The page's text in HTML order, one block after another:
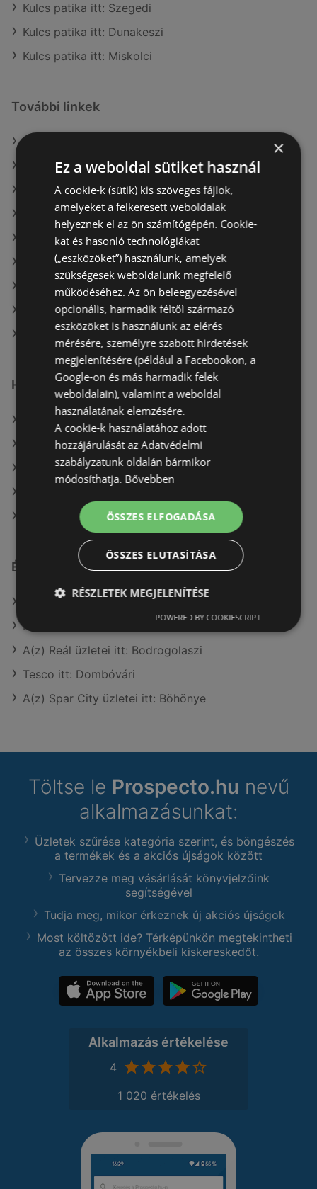
Kulcs patika itt: Szegedi
Kulcs patika itt: Dunakeszi
Kulcs patika itt: Miskolci
További linkek
A(z) Kulcs patika ajánlatai
A(z) Rossmann ajánlatai
A(z) Gyöngy Patikak ajánlatai
A(z) PatikaPlus aktuális akciós újságjai
A(z) dm aktuális akciós újságjai
A(z) Douglas aktuális akciós újságjai
A(z) Rossmann aktuális akciós újságjai
A(z) Magnetic aktuális akciós újságjai
A(z) Kulcs patika üzletei itt: Sopron-Fertődi
Hasonló kiskereskedők
A(z) Vianni ajánlatai
A(z) Alma Gyógyszertárak ajánlatai
A(z) Rossmann ajánlatai
A(z) Benu Gyógyszertárak ajánlatai
Érdeklődésre számot tartó elemek itt:
A(z) Coop üzletei itt: Tarcal
Reál itt: Bácsalmási
A(z) Reál üzletei itt: Bodrogolaszi
Tesco itt: Dombóvári
A(z) Spar City üzletei itt: Böhönye
Töltse le Prospecto.hu nevű
alkalmazásunkat:
Üzletek szűrése kategória szerint, és böngészés
a termékek és a akciós újságok között
Tervezze meg vásárlását könyvjelzőink
segítségével
Tudja meg, mikor érkeznek új akciós újságok
Most költözött ide? Térképünkön megtekintheti
az összes környékbeli kiskereskedőt.
Alkalmazás értékelése
4
1 020 értékelés
×
Ez a weboldal sütiket használ
A cookie-k (sütik) kis szöveges fájlok,
amelyeket a felkeresett weboldalak
helyeznek el az ön számítógépén. Cookie-
kat és hasonló technológiákat
(„eszközöket”) használunk, amelyek
szükségesek weboldalunk megfelelő
működéséhez. Az ön beleegyezésével
opcionális, harmadik féltől származó
eszközöket is használunk az elérés
mérésére, személyre szabott hirdetések
megjelenítésére (például a Facebookon, a
Google-on és más harmadik felek
weboldalain), valamint a weboldal
használatának elemzésére.
A cookie-k használatához adott
hozzájárulását az Adatvédelmi
szabályzatunk oldalán bármikor
módosíthatja. Bővebben
ÖSSZES ELFOGADÁSA
ÖSSZES ELUTASÍTÁSA
RÉSZLETEK MEGJELENÍTÉSE
POWERED BY COOKIESCRIPT